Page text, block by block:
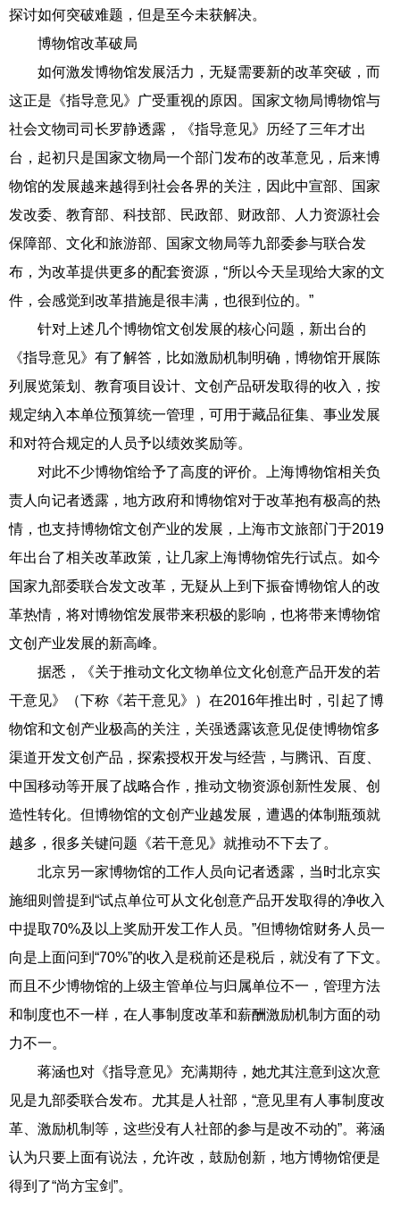
探讨如何突破难题，但是至今未获解决。
博物馆改革破局
如何激发博物馆发展活力，无疑需要新的改革突破，而
这正是《指导意见》广受重视的原因。国家文物局博物馆与
社会文物司司长罗静透露，《指导意见》历经了三年才出
台，起初只是国家文物局一个部门发布的改革意见，后来博
物馆的发展越来越得到社会各界的关注，因此中宣部、国家
发改委、教育部、科技部、民政部、财政部、人力资源社会
保障部、文化和旅游部、国家文物局等九部委参与联合发
布，为改革提供更多的配套资源，“所以今天呈现给大家的文
件，会感觉到改革措施是很丰满，也很到位的。”
针对上述几个博物馆文创发展的核心问题，新出台的
《指导意见》有了解答，比如激励机制明确，博物馆开展陈
列展览策划、教育项目设计、文创产品研发取得的收入，按
规定纳入本单位预算统一管理，可用于藏品征集、事业发展
和对符合规定的人员予以绩效奖励等。
对此不少博物馆给予了高度的评价。上海博物馆相关负
责人向记者透露，地方政府和博物馆对于改革抱有极高的热
情，也支持博物馆文创产业的发展，上海市文旅部门于2019
年出台了相关改革政策，让几家上海博物馆先行试点。如今
国家九部委联合发文改革，无疑从上到下振奋博物馆人的改
革热情，将对博物馆发展带来积极的影响，也将带来博物馆
文创产业发展的新高峰。
据悉，《关于推动文化文物单位文化创意产品开发的若
干意见》（下称《若干意见》）在2016年推出时，引起了博
物馆和文创产业极高的关注，关强透露该意见促使博物馆多
渠道开发文创产品，探索授权开发与经营，与腾讯、百度、
中国移动等开展了战略合作，推动文物资源创新性发展、创
造性转化。但博物馆的文创产业越发展，遭遇的体制瓶颈就
越多，很多关键问题《若干意见》就推动不下去了。
北京另一家博物馆的工作人员向记者透露，当时北京实
施细则曾提到“试点单位可从文化创意产品开发取得的净收入
中提取70%及以上奖励开发工作人员。”但博物馆财务人员一
向是上面问到“70%”的收入是税前还是税后，就没有了下文。
而且不少博物馆的上级主管单位与归属单位不一，管理方法
和制度也不一样，在人事制度改革和薪酬激励机制方面的动
力不一。
蒋涵也对《指导意见》充满期待，她尤其注意到这次意
见是九部委联合发布。尤其是人社部，“意见里有人事制度改
革、激励机制等，这些没有人社部的参与是改不动的”。蒋涵
认为只要上面有说法，允许改，鼓励创新，地方博物馆便是
得到了“尚方宝剑”。